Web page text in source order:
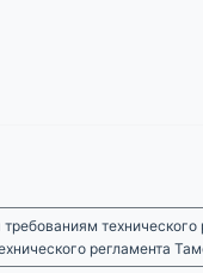
технического
регламента